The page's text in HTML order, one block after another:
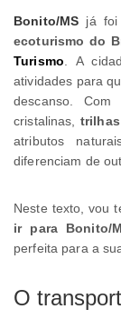
Bonito/MS já
ecoturismo do
Turismo . A
atividades para
descanso.
cristalinas, trilhas
atributos
diferenciam de
Neste texto, vou
ir para Bonito/
perfeita para a
O